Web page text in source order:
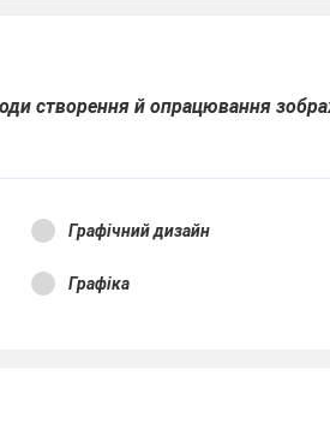
створення й опрацювання
Графічний дизайн
Графіка